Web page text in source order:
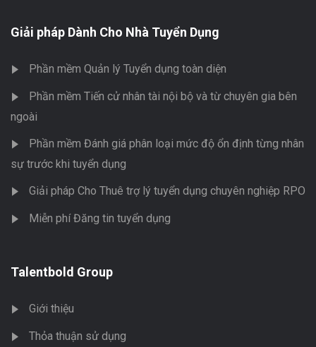
Giải pháp Dành Cho Nhà Tuyển Dụng
Phần mềm Quản lý Tuyển dụng toàn diện
Phần mềm Tiến cử nhân tài nội bộ và từ chuyên gia bên
ngoài
Phần mềm Đánh giá phân loại mức độ ổn định từng nhân
sự trước khi tuyển dụng
Giải pháp Cho Thuê trợ lý tuyển dụng chuyên nghiệp RPO
Miễn phí Đăng tin tuyển dụng
Talentbold Group
Giới thiệu
Thỏa thuận sử dụng